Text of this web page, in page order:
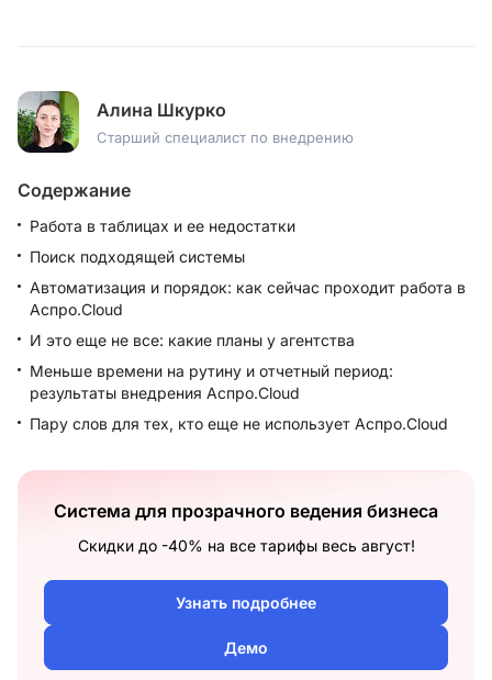
Алина Шкурко
Старший специалист по внедрению
Содержание
Работа в таблицах и ее недостатки
Поиск подходящей системы
Автоматизация и порядок: как сейчас проходит работа в
Аспро.Cloud
И это еще не все: какие планы у агентства
Меньше времени на рутину и отчетный период:
результаты внедрения Аспро.Cloud
Пару слов для тех, кто еще не использует Аспро.Cloud
Система для прозрачного ведения бизнеса
Скидки до -40% на все тарифы весь август!
Узнать подробнее
Демо